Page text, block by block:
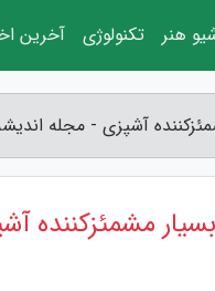
آشپزی - مجله
مشمئزکننده
هنر تکنولوژی آخرین